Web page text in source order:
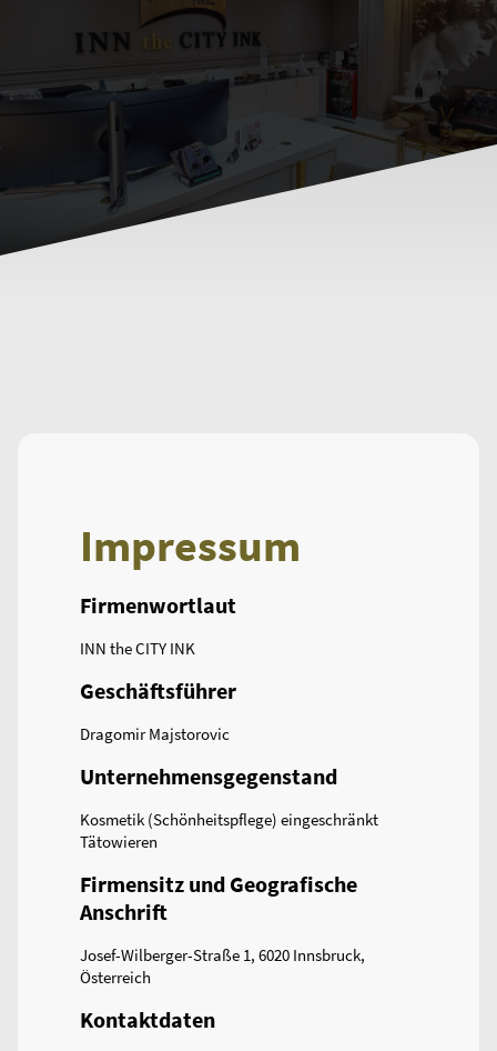
Impressum
Firmenwortlaut
INN the CITY INK
Geschäftsführer
Dragomir Majstorovic
Unternehmensgegenstand
Kosmetik (Schönheitspflege) eingeschränkt
Tätowieren
Firmensitz und Geografische
Anschrift
Josef-Wilberger-Straße 1, 6020 Innsbruck,
Österreich
Kontaktdaten